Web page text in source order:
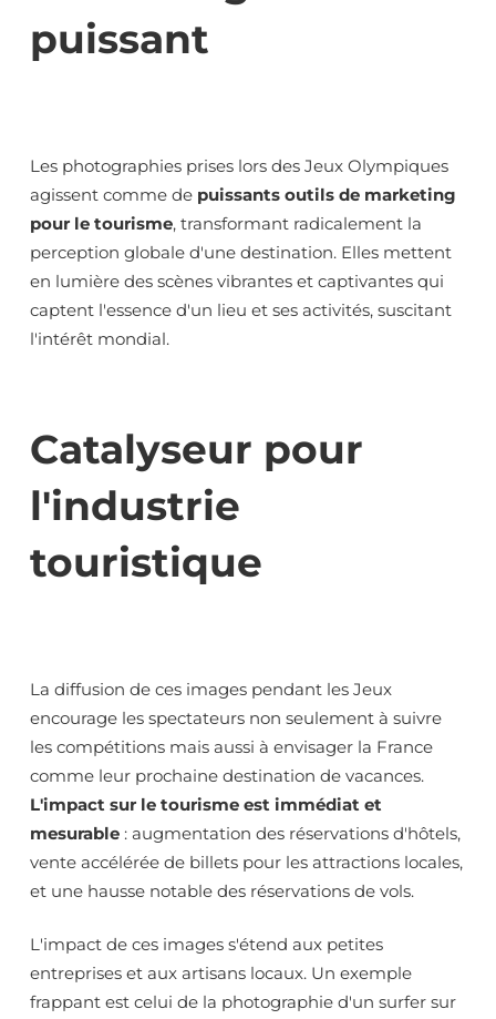
puissant
Les photographies prises lors des Jeux Olympiques
agissent comme de puissants outils de marketing
pour le tourisme, transformant radicalement la
perception globale d'une destination. Elles mettent
en lumière des scènes vibrantes et captivantes qui
captent l'essence d'un lieu et ses activités, suscitant
l'intérêt mondial.
Catalyseur pour
l'industrie
touristique
La diffusion de ces images pendant les Jeux
encourage les spectateurs non seulement à suivre
les compétitions mais aussi à envisager la France
comme leur prochaine destination de vacances.
L'impact sur le tourisme est immédiat et
mesurable : augmentation des réservations d'hôtels,
vente accélérée de billets pour les attractions locales,
et une hausse notable des réservations de vols.
L'impact de ces images s'étend aux petites
entreprises et aux artisans locaux. Un exemple
frappant est celui de la photographie d'un surfer sur